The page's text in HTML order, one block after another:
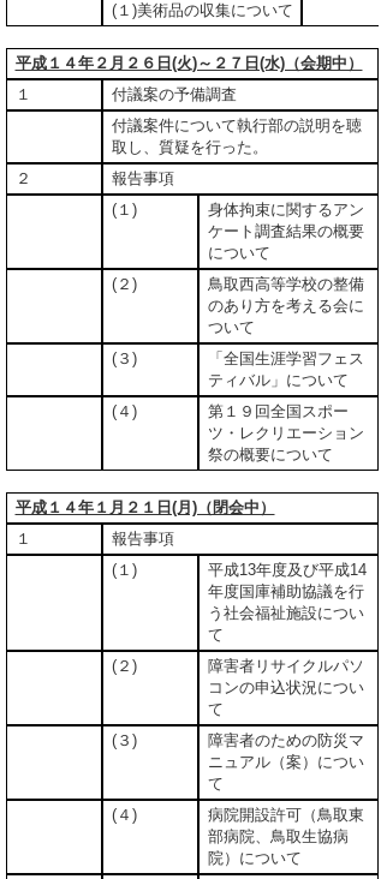
(１)美術品の収集について
平成１４年２月２６日(火)～２７日(水)（会期中）
１
付議案の予備調査
付議案件について執行部の説明を聴
取し、質疑を行った。
２
報告事項
(１)
身体拘束に関するアン
ケート調査結果の概要
について
(２)
鳥取西高等学校の整備
のあり方を考える会に
ついて
(３)
「全国生涯学習フェス
ティバル」について
(４)
第１９回全国スポー
ツ・レクリエーション
祭の概要について
平成１４年１月２１日(月)（閉会中）
１
報告事項
(１)
平成13年度及び平成14
年度国庫補助協議を行
う社会福祉施設につい
て
(２)
障害者リサイクルパソ
コンの申込状況につい
て
(３)
障害者のための防災マ
ニュアル（案）につい
て
(４)
病院開設許可（鳥取東
部病院、鳥取生協病
院）について